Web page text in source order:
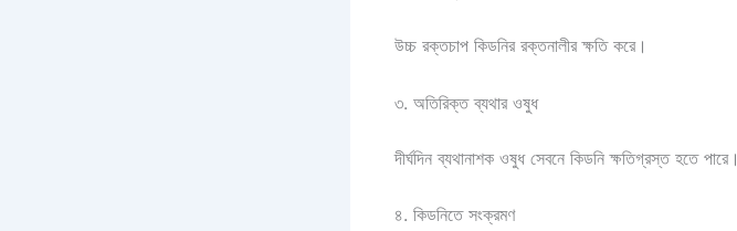
উচ্চ রক্তচাপ কিডনির রক্তনালীর ক্ষতি করে।
৩. অতিরিক্ত ব্যথার ওষুধ
দীর্ঘদিন ব্যথানাশক ওষুধ সেবনে কিডনি ক্ষতিগ্রস্ত হতে পারে।
৪. কিডনিতে সংক্রমণ